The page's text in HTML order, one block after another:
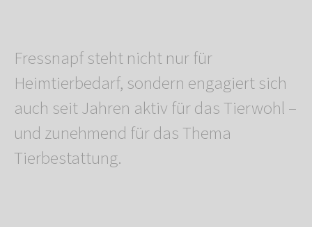
Fressnapf steht nicht nur für
Heimtierbedarf, sondern engagiert sich
auch seit Jahren aktiv für das Tierwohl –
und zunehmend für das Thema
Tierbestattung.